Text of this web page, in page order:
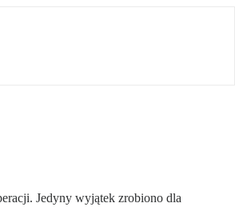
Jedyny wyjątek zrobiono dla